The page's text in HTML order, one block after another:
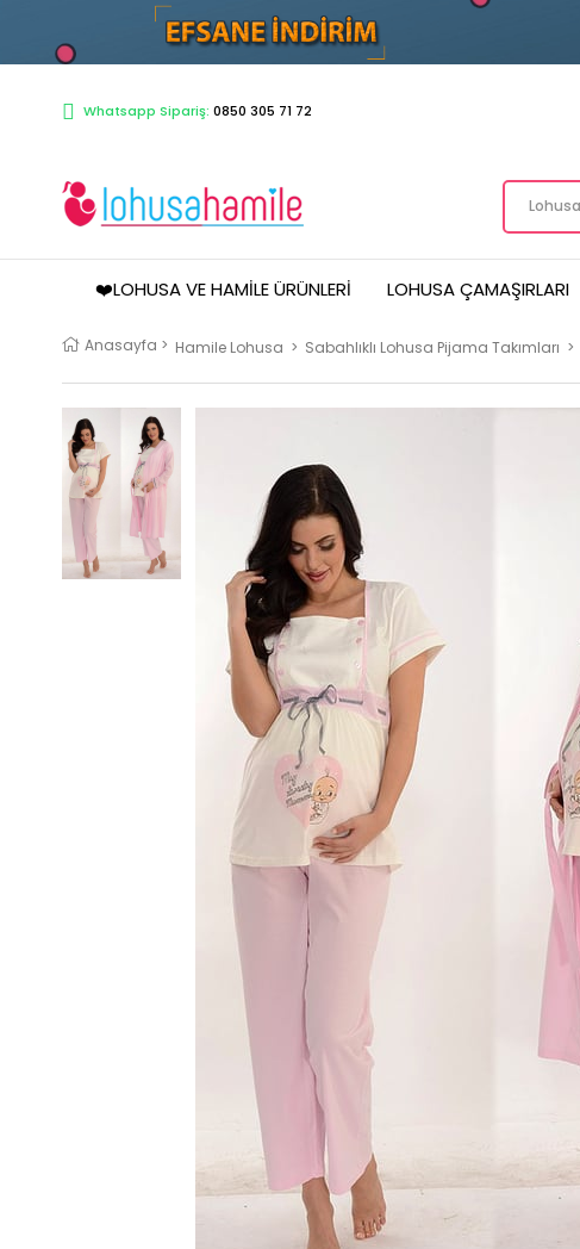
Whatsapp Sipariş: 0850 305 71 72
❤️LOHUSA VE HAMILE ÜRÜNLERI LOHUSA ÇAMAŞIRLARI
Anasayfa > Hamile Lohusa > Sabahlıklı Lohusa Pijama Takımları >